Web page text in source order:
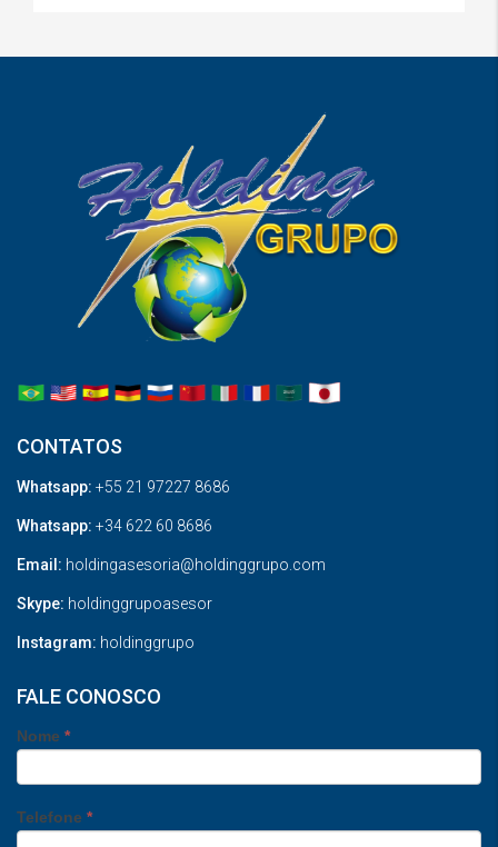
CONTATOS
Whatsapp: +55 21 97227 8686
Whatsapp: +34 622 60 8686
Email: holdingasesoria@holdinggrupo.com
Skype: holdinggrupoasesor
Instagram: holdinggrupo
FALE CONOSCO
Nome *
Telefone *